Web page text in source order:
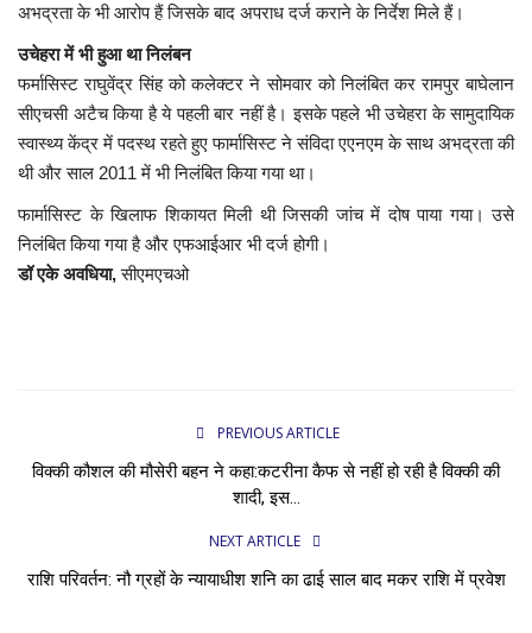
अभद्रता के भी आरोप हैं जिसके बाद अपराध दर्ज कराने के निर्देश मिले हैं।
उचेहरा में भी हुआ था निलंबन
फर्मासिस्ट राघुवेंद्र सिंह को कलेक्टर ने सोमवार को निलंबित कर रामपुर बाघेलान
सीएचसी अटैच किया है ये पहली बार नहीं है। इसके पहले भी उचेहरा के सामुदायिक
स्वास्थ्य केंद्र में पदस्थ रहते हुए फार्मासिस्ट ने संविदा एएनएम के साथ अभद्रता की
थी और साल 2011 में भी निलंबित किया गया था।
फार्मासिस्ट के खिलाफ शिकायत मिली थी जिसकी जांच में दोष पाया गया। उसे
निलंबित किया गया है और एफआईआर भी दर्ज होगी।
डॉ एके अवधिया,सीएमएचओ
PREVIOUS ARTICLE
विक्की कौशल की मौसेरी बहन ने कहा:कटरीना कैफ से नहीं हो रही है विक्की की
शादी, इस...
NEXT ARTICLE
राशि परिवर्तन: नौ ग्रहों के न्यायाधीश शनि का ढाई साल बाद मकर राशि में प्रवेश